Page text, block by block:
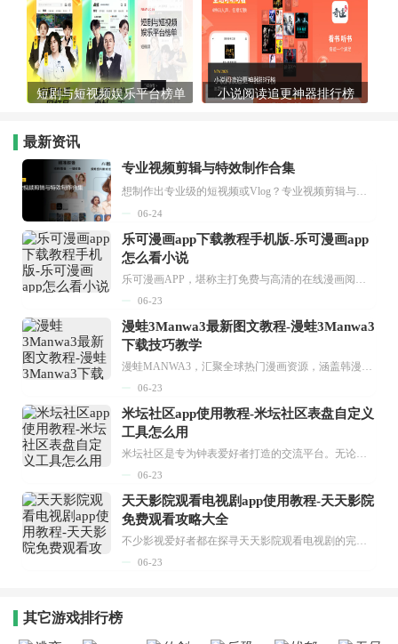
短剧与短视频娱乐平台榜单 小说阅读追更神器排行榜
最新资讯
专业视频剪辑与特效制作合集
06-24
乐可漫画app下载教程手机版-乐可漫画app
怎么看小说
乐可漫画APP，堪称主打免费与高清的在线漫画阅读神器。其官方版提供海量完整版漫画资源，无论是国内漫画，还是日漫、韩漫、台漫、美漫等国外漫画，应有尽有，随时供你阅读。只需轻点一下，便能直接进入阅读界面。不仅如此，乐可漫画最新版本更新速度极快，在这里，你总能抢先看到全网一手漫画章节内容！...
06-23
漫蛙3Manwa3最新图文教程-漫蛙3Manwa3
下载技巧教学
漫蛙MANWA3，汇聚全球热门漫画资源，涵盖韩漫、欧美漫画、国漫等多种类型，题材丰富多样，全方位满足用户阅读喜好。它不仅是阅读平台，更是创作平台，为广大用户打造零门槛创作环境。...
06-23
米坛社区app使用教程-米坛社区表盘自定义
工具怎么用
米坛社区是专为钟表爱好者打造的交流平台。无论你是初涉钟表领域的普通爱好者，还是拥有多年收藏经验的资深玩家，都能在此找到属于自己的天地。 无需注册，就能轻松参与其中。通过专业的讨论论坛与丰富的交互功能，你可与世界各地的钟表爱好者畅快交流。若你钟情于钟表，米坛社区无疑是值得一试的理想之选。在这里，你能获取最新的手表资讯，交流见解，提升鉴赏品味，让每一块手表都成为收藏故事中重要的一部分。感兴趣的朋友，不要错过下载机会。...
06-23
天天影院观看电视剧app使用教程-天天影院
免费观看攻略大全
不少影视爱好者都在探寻天天影院观看电视剧的完整方法，结合最新平台使用规则，本篇新手入门攻略全面讲解观看渠道、检索流程、播放设置以及画面模式调整等实用内容。全文适配手机、电脑等主流设备，步骤简洁易懂，无论是初次使用的新手，还是想要优化观影体验的用户，都能参照内容快速上手，熟练掌握平台各项操作技巧，轻松畅享影视内容。...
06-23
其它游戏排行榜